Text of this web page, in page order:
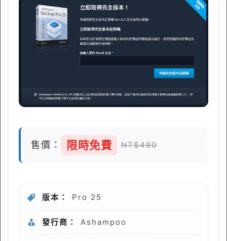
售價： 限時免費 NT$480
版本： Pro 25⁠
發行商： Ashampoo